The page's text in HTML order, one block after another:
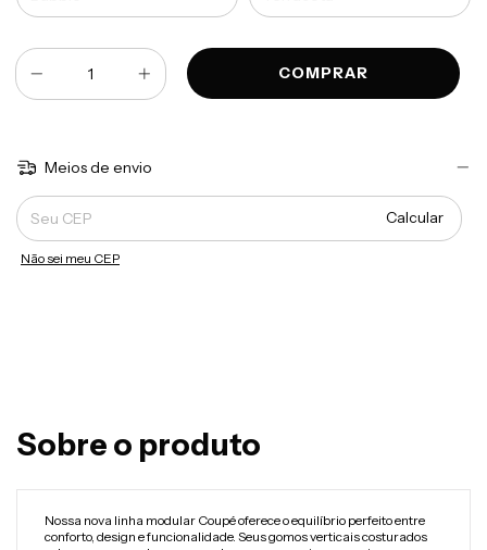
Meios de envio
Entregas para o CEP:
Calcular
Não sei meu CEP
Sobre o produto
Nossa nova linha modular Coupé oferece o equilíbrio perfeito entre
conforto, design e funcionalidade. Seus gomos verticais costurados